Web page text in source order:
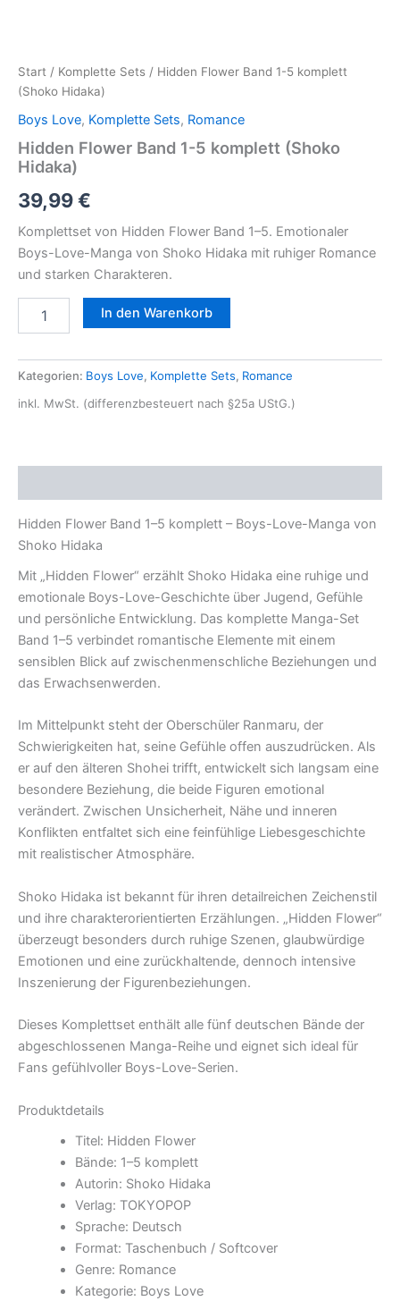
Start / Komplette Sets / Hidden Flower Band 1-5 komplett
(Shoko Hidaka)
Boys Love, Komplette Sets, Romance
Hidden Flower Band 1-5 komplett (Shoko
Hidaka)
39,99€
Komplettset von Hidden Flower Band 1–5. Emotionaler
Boys-Love-Manga von Shoko Hidaka mit ruhiger Romance
und starken Charakteren.
In den Warenkorb
Kategorien: Boys Love, Komplette Sets, Romance
inkl. MwSt. (differenzbesteuert nach §25a UStG.)
Hidden Flower Band 1–5 komplett – Boys-Love-Manga von
Shoko Hidaka
Mit „Hidden Flower“ erzählt Shoko Hidaka eine ruhige und
emotionale Boys-Love-Geschichte über Jugend, Gefühle
und persönliche Entwicklung. Das komplette Manga-Set
Band 1–5 verbindet romantische Elemente mit einem
sensiblen Blick auf zwischenmenschliche Beziehungen und
das Erwachsenwerden.
Im Mittelpunkt steht der Oberschüler Ranmaru, der
Schwierigkeiten hat, seine Gefühle offen auszudrücken. Als
er auf den älteren Shohei trifft, entwickelt sich langsam eine
besondere Beziehung, die beide Figuren emotional
verändert. Zwischen Unsicherheit, Nähe und inneren
Konflikten entfaltet sich eine feinfühlige Liebesgeschichte
mit realistischer Atmosphäre.
Shoko Hidaka ist bekannt für ihren detailreichen Zeichenstil
und ihre charakterorientierten Erzählungen. „Hidden Flower“
überzeugt besonders durch ruhige Szenen, glaubwürdige
Emotionen und eine zurückhaltende, dennoch intensive
Inszenierung der Figurenbeziehungen.
Dieses Komplettset enthält alle fünf deutschen Bände der
abgeschlossenen Manga-Reihe und eignet sich ideal für
Fans gefühlvoller Boys-Love-Serien.
Produktdetails
Titel: Hidden Flower
Bände: 1–5 komplett
Autorin: Shoko Hidaka
Verlag: TOKYOPOP
Sprache: Deutsch
Format: Taschenbuch / Softcover
Genre: Romance
Kategorie: Boys Love